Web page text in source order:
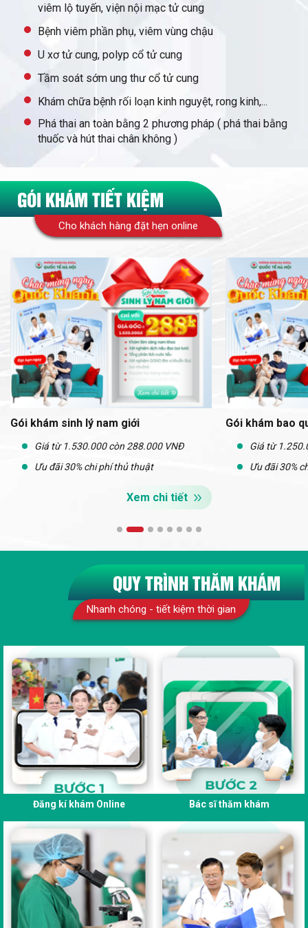
viêm lộ tuyến, viện nội mạc tử cung
Bệnh viêm phần phụ, viêm vùng chậu
U xơ tử cung, polyp cổ tử cung
Tầm soát sớm ung thư cổ tử cung
Khám chữa bệnh rối loạn kinh nguyệt, rong kinh,...
Phá thai an toàn bằng 2 phương pháp ( phá thai bằng
thuốc và hút thai chân không )
GÓI KHÁM TIẾT KIỆM
Cho khách hàng đặt hẹn online
Gói khám sinh lý nam giới
Giá từ 1.530.000 còn 288.000 VNĐ
Ưu đãi 30% chi phí thủ thuật
Xem chi tiết
Gói khám bao
Giá từ
Ưu đãi 30%
QUY TRÌNH THĂM KHÁM
Nhanh chóng - tiết kiệm thời gian
Đăng kí khám Online Bác sĩ thăm khám